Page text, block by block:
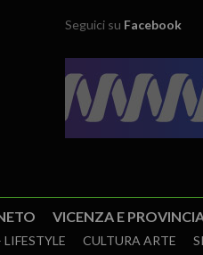
Seguici su Facebook
VICENZA E
CULTURA ARTE